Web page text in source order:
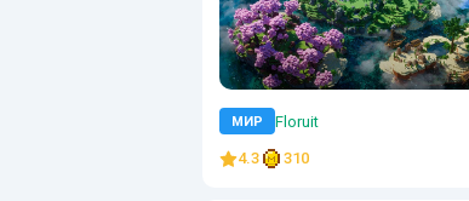
МИР Floruit
4.3 310